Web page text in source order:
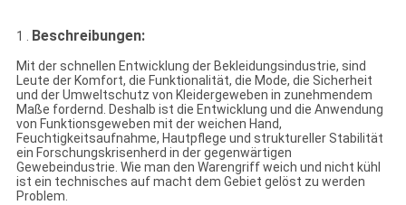
1 . Beschreibungen:
Mit der schnellen Entwicklung der Bekleidungsindustrie, sind
Leute der Komfort, die Funktionalität, die Mode, die Sicherheit
und der Umweltschutz von Kleidergeweben in zunehmendem
Maße fordernd. Deshalb ist die Entwicklung und die Anwendung
von Funktionsgeweben mit der weichen Hand,
Feuchtigkeitsaufnahme, Hautpflege und struktureller Stabilität
ein Forschungskrisenherd in der gegenwärtigen
Gewebeindustrie. Wie man den Warengriff weich und nicht kühl
ist ein technisches auf macht dem Gebiet gelöst zu werden
Problem.